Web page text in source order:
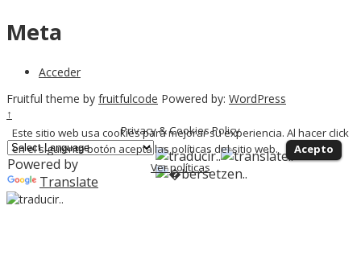
Meta
Acceder
Fruitful theme by fruitfulcode Powered by: WordPress
↑
Este sitio web usa cookies para mejorar su experiencia. Al hacer click
en el siguiente botón acepta las políticas del sitio web.
Acepto
Ver políticas
Privacy & Cookies Policy
Powered by
Translate